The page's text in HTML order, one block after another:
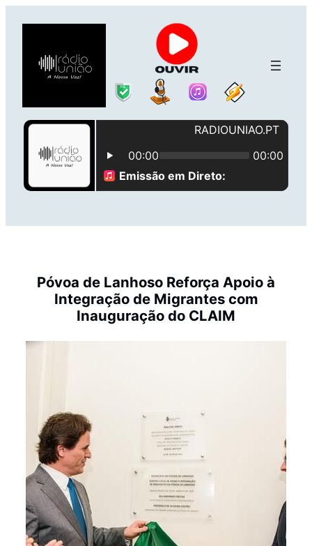
para
conteúdo
Póvoa de Lanhoso Reforça Apoio à
Integração de Migrantes com
Inauguração do CLAIM